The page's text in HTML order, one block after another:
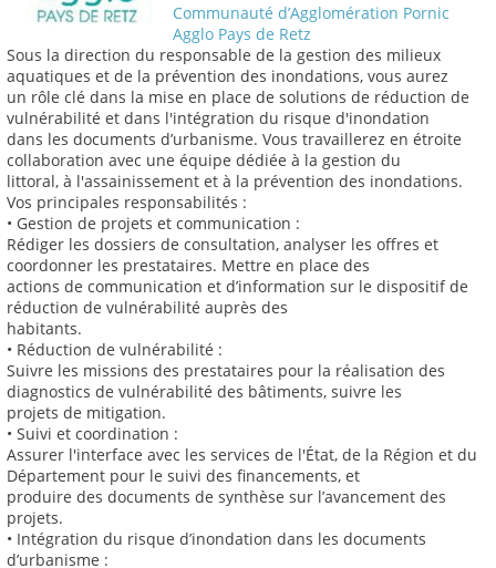
Communauté d’Agglomération Pornic
Agglo Pays de Retz
Sous la direction du responsable de la gestion des milieux
aquatiques et de la prévention des inondations, vous aurez
un rôle clé dans la mise en place de solutions de réduction de
vulnérabilité et dans l'intégration du risque d'inondation
dans les documents d’urbanisme. Vous travaillerez en étroite
collaboration avec une équipe dédiée à la gestion du
littoral, à l'assainissement et à la prévention des inondations.
Vos principales responsabilités :
• Gestion de projets et communication :
Rédiger les dossiers de consultation, analyser les offres et
coordonner les prestataires. Mettre en place des
actions de communication et d’information sur le dispositif de
réduction de vulnérabilité auprès des
habitants.
• Réduction de vulnérabilité :
Suivre les missions des prestataires pour la réalisation des
diagnostics de vulnérabilité des bâtiments, suivre les
projets de mitigation.
• Suivi et coordination :
Assurer l'interface avec les services de l'État, de la Région et du
Département pour le suivi des financements, et
produire des documents de synthèse sur l’avancement des
projets.
• Intégration du risque d’inondation dans les documents
d’urbanisme :